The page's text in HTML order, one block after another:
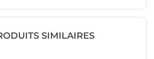
SIMILAIRES